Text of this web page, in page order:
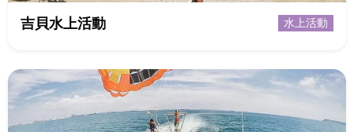
吉貝水上活動 水上活動